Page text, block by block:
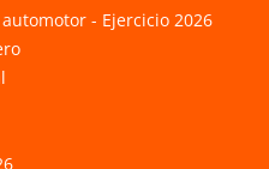
- Ejercicio 2026